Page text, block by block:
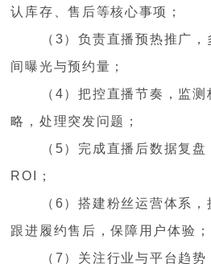
认库存、售后等核心事项；
（3）负责直播预热推广
间曝光与预约量；
（4）把控直播节奏，监
略，处理突发问题；
（5）完成直播后数据复
ROI；
（6）搭建粉丝运营体系
跟进履约售后，保障用户体验；
（7）关注行业与平台趋